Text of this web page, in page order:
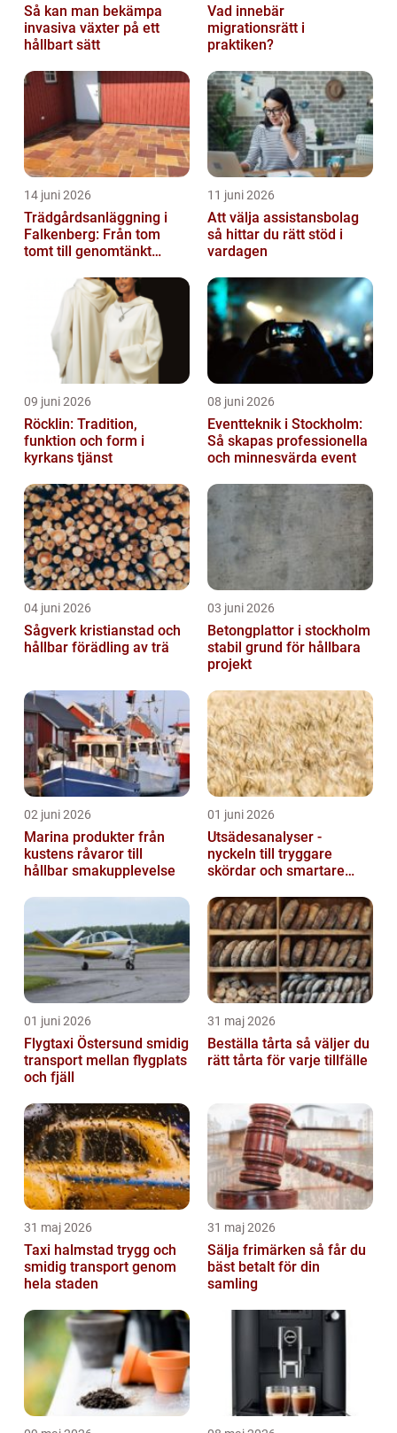
Så kan man bekämpa
invasiva växter på ett
hållbart sätt
Vad innebär
migrationsrätt i
praktiken?
14 juni 2026
Trädgårdsanläggning i
Falkenberg: Från tom
tomt till genomtänkt
11 juni 2026
Att välja assistansbolag
så hittar du rätt stöd i
vardagen
09 juni 2026
Röcklin: Tradition,
funktion och form i
kyrkans tjänst
08 juni 2026
Eventteknik i Stockholm:
Så skapas professionella
och minnesvärda event
04 juni 2026
Sågverk kristianstad och
hållbar förädling av trä
03 juni 2026
Betongplattor i stockholm
stabil grund för hållbara
projekt
02 juni 2026
Marina produkter från
kustens råvaror till
hållbar smakupplevelse
01 juni 2026
Utsädesanalyser -
nyckeln till tryggare
skördar och smartare
01 juni 2026
Flygtaxi Östersund smidig
transport mellan flygplats
och fjäll
31 maj 2026
Beställa tårta så väljer du
rätt tårta för varje tillfälle
31 maj 2026
Taxi halmstad trygg och
smidig transport genom
hela staden
31 maj 2026
Sälja frimärken så får du
bäst betalt för din
samling